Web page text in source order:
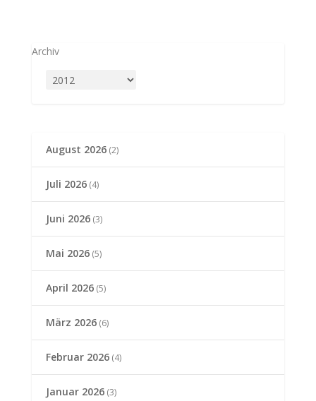
Archiv
August 2026(2)
Juli 2026(4)
Juni 2026(3)
Mai 2026(5)
April 2026(5)
März 2026(6)
Februar 2026(4)
Januar 2026(3)